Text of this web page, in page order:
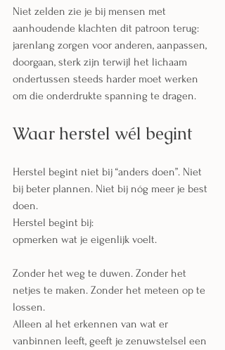
Niet zelden zie je bij mensen met
aanhoudende klachten dit patroon terug:
jarenlang zorgen voor anderen, aanpassen,
doorgaan, sterk zijn terwijl het lichaam
ondertussen steeds harder moet werken
om die onderdrukte spanning te dragen.
Waar herstel wél begint
Herstel begint niet bij “anders doen”. Niet
bij beter plannen. Niet bij nóg meer je best
doen.
Herstel begint bij:
opmerken wat je eigenlijk voelt.
Zonder het weg te duwen. Zonder het
netjes te maken. Zonder het meteen op te
lossen.
Alleen al het erkennen van wat er
vanbinnen leeft, geeft je zenuwstelsel een